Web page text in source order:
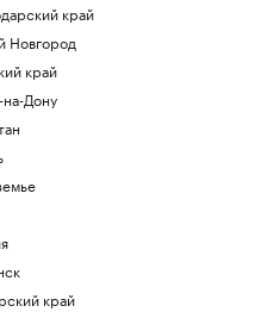
край
Новгород
край
на-Дону
край